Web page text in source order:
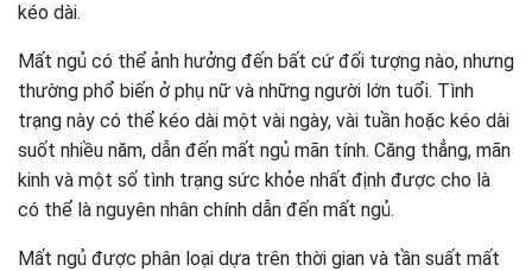
kéo dài.
Mất ngủ có thể ảnh hưởng đến bất cứ đối tượng nào, nhưng
thường phổ biến ở phụ nữ và những người lớn tuổi. Tình
trạng này có thể kéo dài một vài ngày, vài tuần hoặc kéo dài
suốt nhiều năm, dẫn đến mất ngủ mãn tính. Căng thẳng, mãn
kinh và một số tình trạng sức khỏe nhất định được cho là
có thể là nguyên nhân chính dẫn đến mất ngủ.
Mất ngủ được phân loại dựa trên thời gian và tần suất mất